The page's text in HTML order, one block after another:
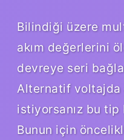
Bilindiği üzere
akım değerlerini
devreye seri
Alternatif voltajda
istiyorsanız bu
Bunun için